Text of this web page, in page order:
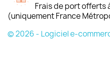
Frais de port offerts
(uniquement France
© 2026 - Logiciel e-